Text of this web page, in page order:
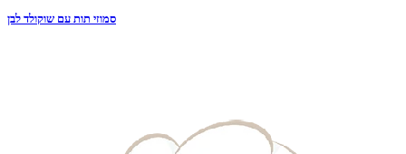
סמוזי תות עם שוקולד לבן